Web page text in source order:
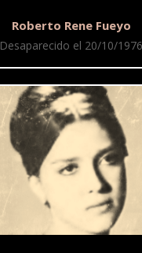
Roberto Rene Fueyo
Desaparecido el 20/10/1976